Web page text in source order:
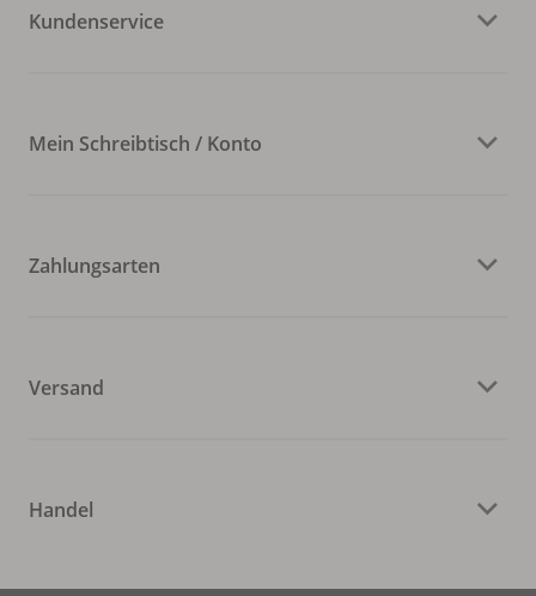
Kundenservice
Mein Schreibtisch / Konto
Zahlungsarten
Versand
Handel